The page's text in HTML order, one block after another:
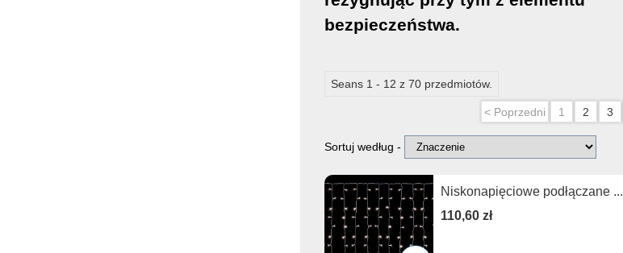
bezpieczeństwa.
Seans 1 - 12 z 70 przedmiotów.
< Poprzedni 1 2 3
Sortuj według -
Niskonapięciowe podłączane ...
110,60 zł